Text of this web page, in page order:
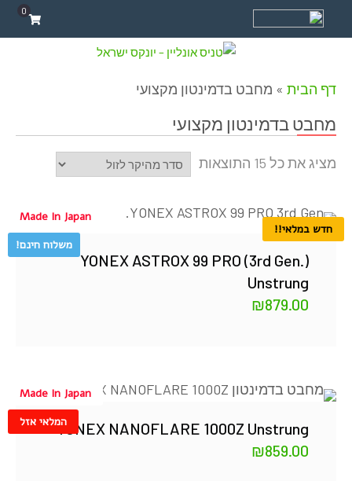
0
דף הבית » מחבט בדמינטון מקצועי
מחבט בדמינטון מקצועי
מציג את כל 15 התוצאות
Made In Japan
משלוח חינם!
חדש במלאי!!
YONEX ASTROX 99 PRO (3rd Gen.)
Unstrung
₪879.00
Made In Japan
המלאי אזלYONEX NANOFLARE 1000Z Unstrung
₪859.00